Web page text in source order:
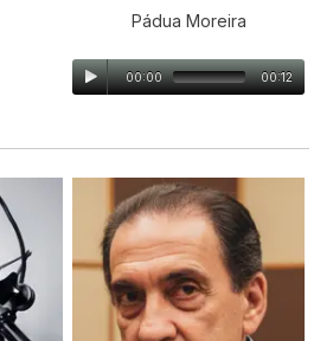
Pádua Moreira
00:00 00:12